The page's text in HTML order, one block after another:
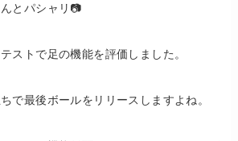
とパシャリ📷
ストで足の機能を評価しました。
で最後ボールをリリースしますよね。